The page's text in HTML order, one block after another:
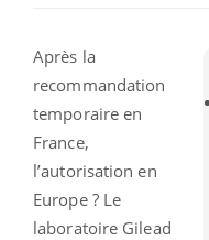
Après la
recommandation
temporaire en
France,
l’autorisation en
Europe ? Le
laboratoire Gilead